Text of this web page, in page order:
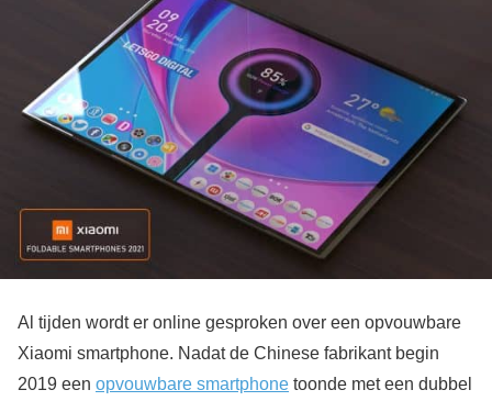
Al tijden wordt er online gesproken over een opvouwbare
Xiaomi smartphone. Nadat de Chinese fabrikant begin
2019 een opvouwbare smartphone toonde met een dubbel